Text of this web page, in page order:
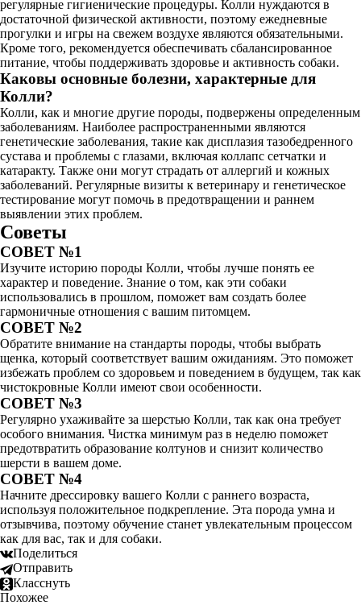
регулярные гигиенические процедуры. Колли нуждаются в
достаточной физической активности, поэтому ежедневные
прогулки и игры на свежем воздухе являются обязательными.
Кроме того, рекомендуется обеспечивать сбалансированное
питание, чтобы поддерживать здоровье и активность собаки.
Каковы основные болезни, характерные для
Колли?
Колли, как и многие другие породы, подвержены определенным
заболеваниям. Наиболее распространенными являются
генетические заболевания, такие как дисплазия тазобедренного
сустава и проблемы с глазами, включая коллапс сетчатки и
катаракту. Также они могут страдать от аллергий и кожных
заболеваний. Регулярные визиты к ветеринару и генетическое
тестирование могут помочь в предотвращении и раннем
выявлении этих проблем.
Советы
СОВЕТ №1
Изучите историю породы Колли, чтобы лучше понять ее
характер и поведение. Знание о том, как эти собаки
использовались в прошлом, поможет вам создать более
гармоничные отношения с вашим питомцем.
СОВЕТ №2
Обратите внимание на стандарты породы, чтобы выбрать
щенка, который соответствует вашим ожиданиям. Это поможет
избежать проблем со здоровьем и поведением в будущем, так как
чистокровные Колли имеют свои особенности.
СОВЕТ №3
Регулярно ухаживайте за шерстью Колли, так как она требует
особого внимания. Чистка минимум раз в неделю поможет
предотвратить образование колтунов и снизит количество
шерсти в вашем доме.
СОВЕТ №4
Начните дрессировку вашего Колли с раннего возраста,
используя положительное подкрепление. Эта порода умна и
отзывчива, поэтому обучение станет увлекательным процессом
как для вас, так и для собаки.
Поделиться
Отправить
Класснуть
Похожее